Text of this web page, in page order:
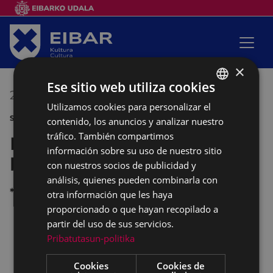
21/06/2018 00:00 - 00:00
SANJUANAK
Precios especiales en las
barracas
*
durante todo el día las atracciones de la
0,70 €.
BASQUE
SPANISH
×
Ese sitio web utiliza cookies
Utilizamos cookies para personalizar el
contenido, los anuncios y analizar nuestro
tráfico. También compartimos
información sobre su uso de nuestro sitio
con nuestros socios de publicidad y
análisis, quienes pueden combinarla con
otra información que les haya
proporcionado o que hayan recopilado a
partir del uso de sus servicios.
Pribatutasun-politika
Cookies
Cookies de